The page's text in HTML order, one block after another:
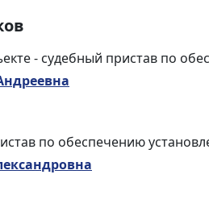
- судебный пристав по
по обеспечению